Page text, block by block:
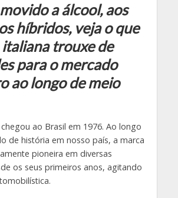
a álcool, aos
híbridos, veja o que
trouxe de
para o mercado
ao longo de meio
ao Brasil em 1976. Ao longo
de história em nosso país, a marca
pioneira em diversas
os seus primeiros anos, agitando